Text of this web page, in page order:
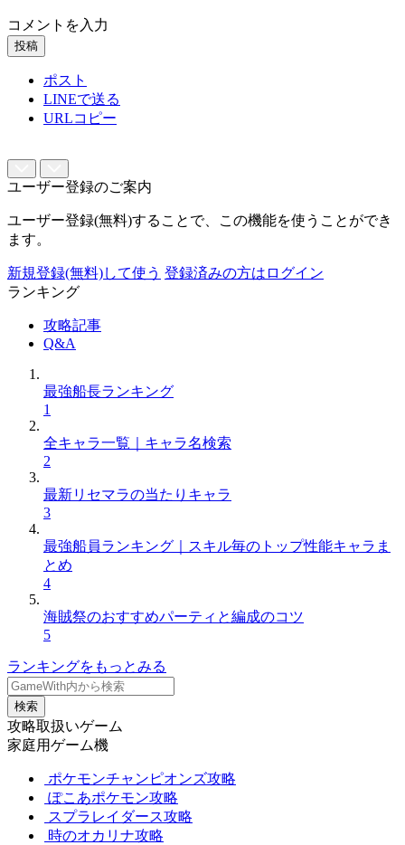
コメントを入力
投稿
ポスト
LINEで送る
URLコピー
ユーザー登録のご案内
ユーザー登録(無料)することで、この機能を使うことができ
ます。
新規登録(無料)して使う 登録済みの方はログイン
ランキング
攻略記事
Q&A
最強船長ランキング
1
全キャラ一覧｜キャラ名検索
2
最新リセマラの当たりキャラ
3
最強船員ランキング｜スキル毎のトップ性能キャラま
とめ
4
海賊祭のおすすめパーティと編成のコツ
5
ランキングをもっとみる
検索
攻略取扱いゲーム
家庭用ゲーム機
ポケモンチャンピオンズ攻略
ぽこあポケモン攻略
スプラレイダース攻略
時のオカリナ攻略